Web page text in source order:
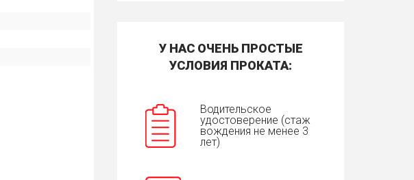
У НАС ОЧЕНЬ ПРОСТЫЕ
УСЛОВИЯ ПРОКАТА:
Водительское
удостоверение (стаж
вождения не менее 3
лет)